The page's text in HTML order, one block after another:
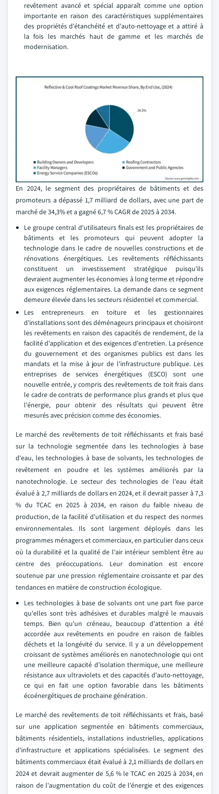
revêtement avancé et spécial apparaît comme une option
importante en raison des caractéristiques supplémentaires
des propriétés d'étanchéité et d'auto-nettoyage et a attiré à
la fois les marchés haut de gamme et les marchés de
modernisation.
En 2024, le segment des propriétaires de bâtiments et des
promoteurs a dépassé 1,7 milliard de dollars, avec une part de
marché de 34,3% et a gagné 6,7 % CAGR de 2025 à 2034.
Le groupe central d'utilisateurs finals est les propriétaires de
bâtiments et les promoteurs qui peuvent adopter la
technologie dans le cadre de nouvelles constructions et de
rénovations énergétiques. Les revêtements réfléchissants
constituent un investissement stratégique puisqu'ils
devraient augmenter les économies à long terme et répondre
aux exigences réglementaires. La demande dans ce segment
demeure élevée dans les secteurs résidentiel et commercial.
Les entrepreneurs en toiture et les gestionnaires
d'installations sont des déménageurs principaux et choisiront
les revêtements en raison des capacités de rendement, de la
facilité d'application et des exigences d'entretien. La présence
du gouvernement et des organismes publics est dans les
mandats et la mise à jour de l'infrastructure publique. Les
entreprises de services énergétiques (ESCO) sont une
nouvelle entrée, y compris des revêtements de toit frais dans
le cadre de contrats de performance plus grands et plus que
l'énergie, pour obtenir des résultats qui peuvent être
mesurés avec précision comme des économies.
Le marché des revêtements de toit réfléchissants et frais basé
sur la technologie segmentée dans les technologies à base
d'eau, les technologies à base de solvants, les technologies de
revêtement en poudre et les systèmes améliorés par la
nanotechnologie. Le secteur des technologies de l'eau était
évalué à 2,7 milliards de dollars en 2024, et il devrait passer à 7,3
% du TCAC en 2025 à 2034, en raison du faible niveau de
production, de la facilité d'utilisation et du respect des normes
environnementales. Ils sont largement déployés dans les
programmes ménagers et commerciaux, en particulier dans ceux
où la durabilité et la qualité de l'air intérieur semblent être au
centre des préoccupations. Leur domination est encore
soutenue par une pression réglementaire croissante et par des
tendances en matière de construction écologique.
Les technologies à base de solvants ont une part fixe parce
qu'elles sont très adhésives et durables malgré le mauvais
temps. Bien qu'un créneau, beaucoup d'attention a été
accordée aux revêtements en poudre en raison de faibles
déchets et la longévité du service. Il y a un développement
croissant de systèmes améliorés en nanotechnologie qui ont
une meilleure capacité d'isolation thermique, une meilleure
résistance aux ultraviolets et des capacités d'auto-nettoyage,
ce qui en fait une option favorable dans les bâtiments
écoénergétiques de prochaine génération.
Le marché des revêtements de toit réfléchissants et frais, basé
sur une application segmentée en bâtiments commerciaux,
bâtiments résidentiels, installations industrielles, applications
d'infrastructure et applications spécialisées. Le segment des
bâtiments commerciaux était évalué à 2,1 milliards de dollars en
2024 et devrait augmenter de 5,6 % le TCAC en 2025 à 2034, en
raison de l'augmentation du coût de l'énergie et des exigences